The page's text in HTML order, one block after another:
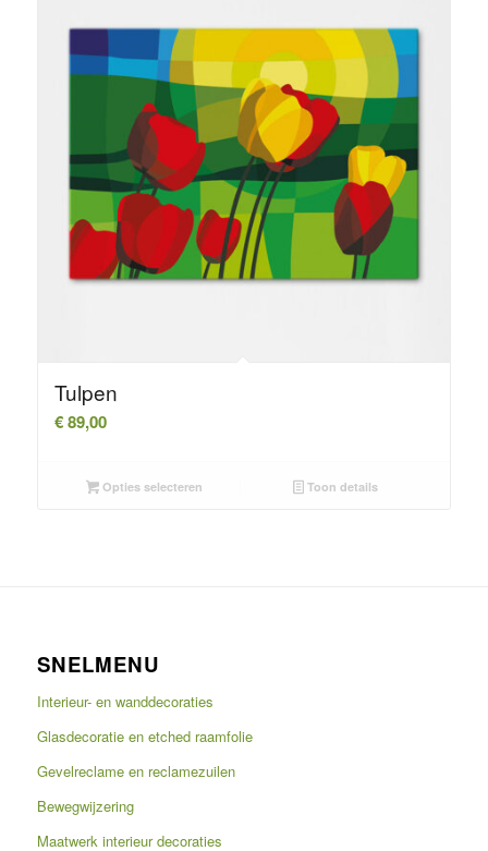
Tulpen
€89,00
Opties selecteren Toon details
SNELMENU
Interieur- en wanddecoraties
Glasdecoratie en etched raamfolie
Gevelreclame en reclamezuilen
Bewegwijzering
Maatwerk interieur decoraties